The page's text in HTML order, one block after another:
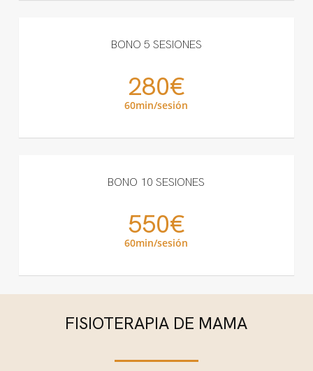
BONO 5 SESIONES
280€
60min/sesión
BONO 10 SESIONES
550€
60min/sesión
FISIOTERAPIA DE MAMA